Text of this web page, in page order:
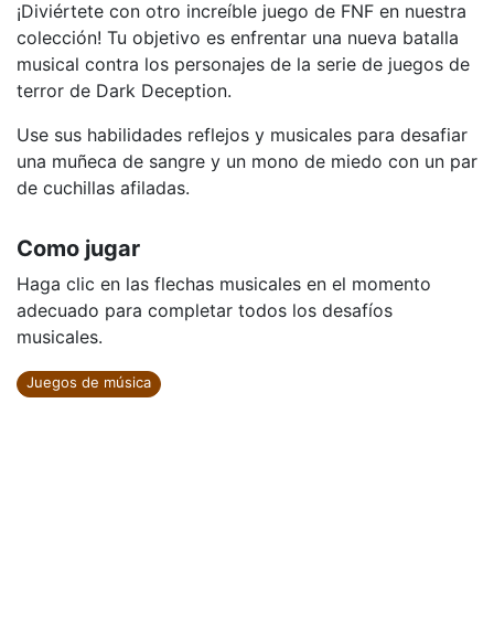
¡Diviértete con otro increíble juego de FNF en nuestra
colección! Tu objetivo es enfrentar una nueva batalla
musical contra los personajes de la serie de juegos de
terror de Dark Deception.
Use sus habilidades reflejos y musicales para desafiar
una muñeca de sangre y un mono de miedo con un par
de cuchillas afiladas.
Como jugar
Haga clic en las flechas musicales en el momento
adecuado para completar todos los desafíos
musicales.
Juegos de música